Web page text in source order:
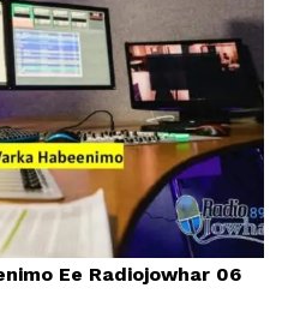
Ee Radiojowhar 06